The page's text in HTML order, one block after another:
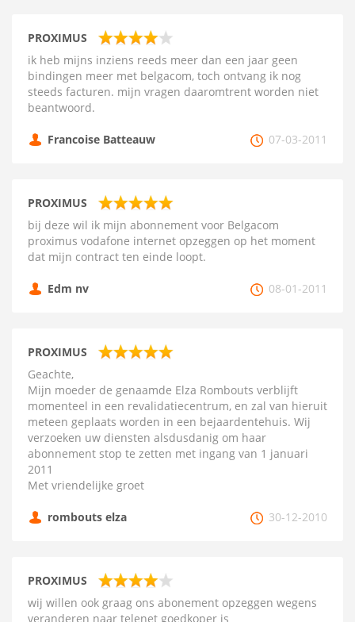
PROXIMUS
ik heb mijns inziens reeds meer dan een jaar geen
bindingen meer met belgacom, toch ontvang ik nog
steeds facturen. mijn vragen daaromtrent worden niet
beantwoord.
Francoise Batteauw 07-03-2011
PROXIMUS
bij deze wil ik mijn abonnement voor Belgacom
proximus vodafone internet opzeggen op het moment
dat mijn contract ten einde loopt.
Edm nv 08-01-2011
PROXIMUS
Geachte,
Mijn moeder de genaamde Elza Rombouts verblijft
momenteel in een revalidatiecentrum, en zal van hieruit
meteen geplaats worden in een bejaardentehuis. Wij
verzoeken uw diensten alsdusdanig om haar
abonnement stop te zetten met ingang van 1 januari
2011
Met vriendelijke groet
rombouts elza 30-12-2010
PROXIMUS
wij willen ook graag ons abonement opzeggen wegens
veranderen naar telenet goedkoper is